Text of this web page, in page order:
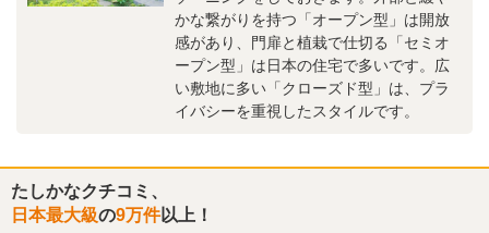
かな繋がりを持つ「オープン型」は開放
感があり、門扉と植栽で仕切る「セミオ
ープン型」は日本の住宅で多いです。広
い敷地に多い「クローズド型」は、プラ
イバシーを重視したスタイルです。
たしかなクチコミ、
日本最大級の9万件以上！